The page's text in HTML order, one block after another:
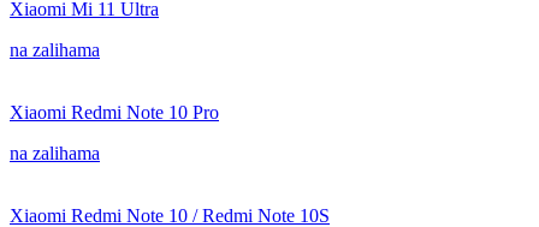
Xiaomi Mi 11 Ultra
na zalihama
Xiaomi Redmi Note 10 Pro
na zalihama
Xiaomi Redmi Note 10 / Redmi Note 10S